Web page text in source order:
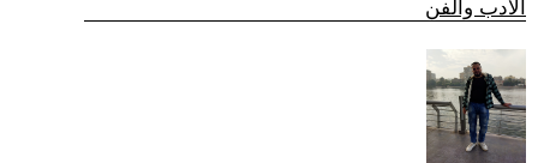
الادب والفن